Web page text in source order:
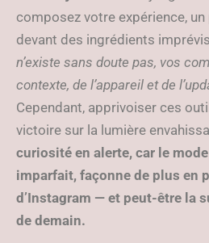
composez votre expérience,
devant des ingrédients
n’existe sans doute pas, vos
contexte, de l’appareil et de
Cependant, apprivoiser ces
victoire sur la lumière
curiosité en alerte, car le
imparfait, façonne de plus en
d’Instagram — et peut-être la
de demain.